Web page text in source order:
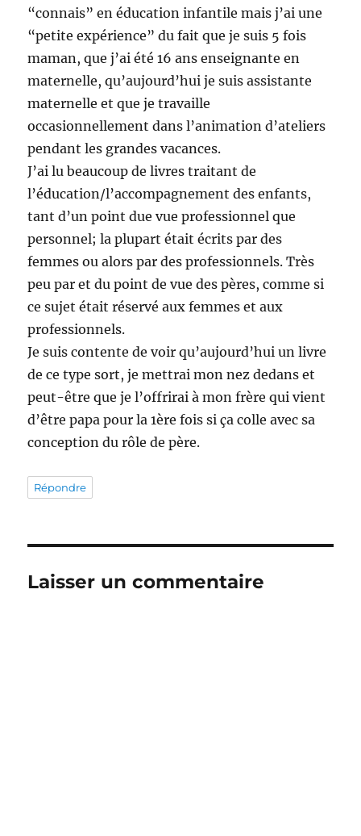
“connais” en éducation infantile mais j’ai une
“petite expérience” du fait que je suis 5 fois
maman, que j’ai été 16 ans enseignante en
maternelle, qu’aujourd’hui je suis assistante
maternelle et que je travaille
occasionnellement dans l’animation d’ateliers
pendant les grandes vacances.
J’ai lu beaucoup de livres traitant de
l’éducation/l’accompagnement des enfants,
tant d’un point due vue professionnel que
personnel; la plupart était écrits par des
femmes ou alors par des professionnels. Très
peu par et du point de vue des pères, comme si
ce sujet était réservé aux femmes et aux
professionnels.
Je suis contente de voir qu’aujourd’hui un livre
de ce type sort, je mettrai mon nez dedans et
peut-être que je l’offrirai à mon frère qui vient
d’être papa pour la 1ère fois si ça colle avec sa
conception du rôle de père.
Répondre
Laisser un commentaire